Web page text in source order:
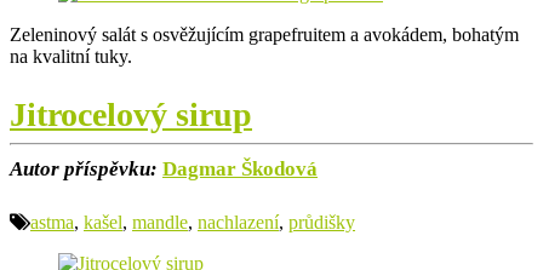
Zeleninový salát s osvěžujícím grapefruitem a avokádem, bohatým
na kvalitní tuky.
Jitrocelový sirup
Autor příspěvku: Dagmar Škodová
astma, kašel, mandle, nachlazení, průdišky